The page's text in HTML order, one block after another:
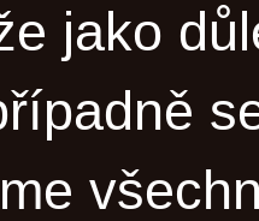
jako